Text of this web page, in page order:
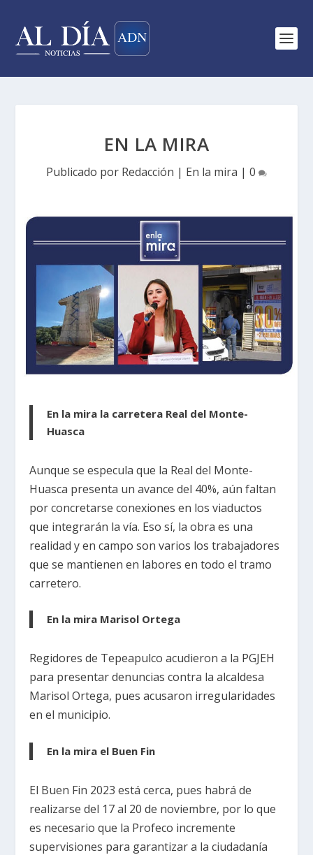
EN LA MIRA
Publicado por Redacción | En la mira | 0
En la mira la carretera Real del Monte-
Huasca
Aunque se especula que la Real del Monte-
Huasca presenta un avance del 40%, aún faltan
por concretarse conexiones en los viaductos
que integrarán la vía. Eso sí, la obra es una
realidad y en campo son varios los trabajadores
que se mantienen en labores en todo el tramo
carretero.
En la mira Marisol Ortega
Regidores de Tepeapulco acudieron a la PGJEH
para presentar denuncias contra la alcaldesa
Marisol Ortega, pues acusaron irregularidades
en el municipio.
En la mira el Buen Fin
El Buen Fin 2023 está cerca, pues habrá de
realizarse del 17 al 20 de noviembre, por lo que
es necesario que la Profeco incremente
supervisiones para garantizar a la ciudadanía